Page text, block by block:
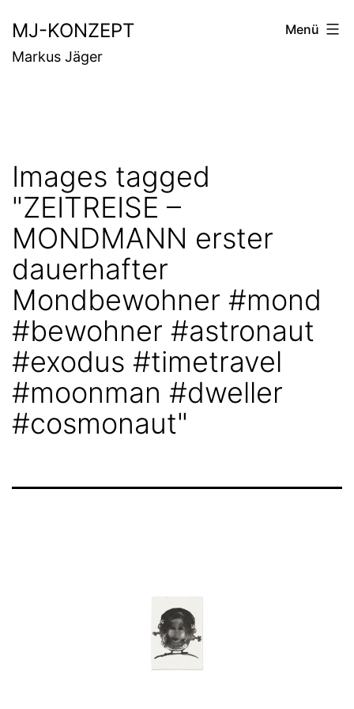
Inhalt
springen
MJ-KONZEPT
Markus Jäger
Menü
Images tagged
"ZEITREISE –
MONDMANN erster
dauerhafter
Mondbewohner #mond
#bewohner #astronaut
#exodus #timetravel
#moonman #dweller
#cosmonaut"